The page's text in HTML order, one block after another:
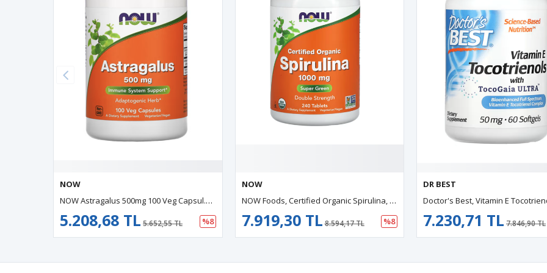
NOW Astragalus 500mg 100 Veg Capsul.Ozelsporcugıdalarından,ABD MENŞEİ.3931
TL 5.652,55 TL %8
NOW Foods, Certified Organic Spirulina, 1,000 Mg, 240 Tablets.Usa Menşei.50.
7.919,30 TL8.594,17 TL %8
Doctor's Best, Vitamin E Tocotrienols With TocoGaia Ultra, 50 Mg, 60 Softgels.Abd 47.
7.230,71 TL 7.846,90 TL %8